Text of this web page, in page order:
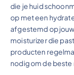
die je huid
op met een
afgestemd op
moisturizer die
producten
nodig om de